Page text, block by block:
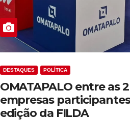
DESTAQUES POLÍTICA
OMATAPALO entre as
empresas participantes
edição da FILDA